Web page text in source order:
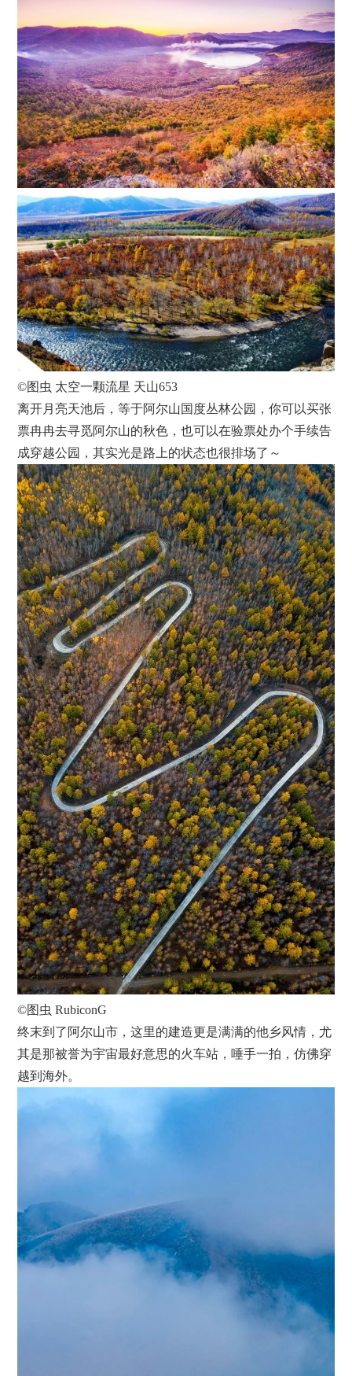
©图虫 太空一颗流星 天山653
离开月亮天池后，等于阿尔山国度丛林公园，你可以买张
票冉冉去寻觅阿尔山的秋色，也可以在验票处办个手续告
成穿越公园，其实光是路上的状态也很排场了～
©图虫 RubiconG
终末到了阿尔山市，这里的建造更是满满的他乡风情，尤
其是那被誉为宇宙最好意思的火车站，唾手一拍，仿佛穿
越到海外。